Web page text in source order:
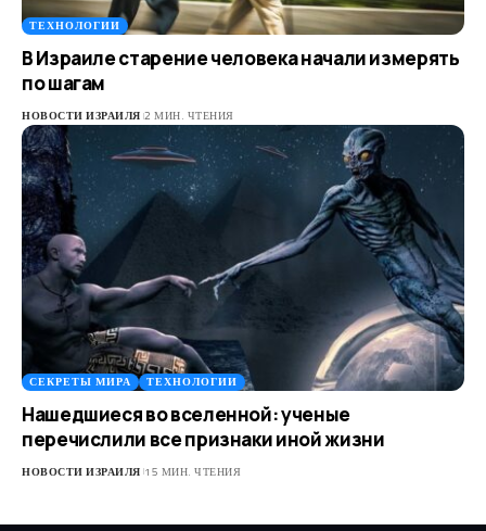
ТЕХНОЛОГИИ
В Израиле старение человека начали измерять
по шагам
НОВОСТИ ИЗРАИЛЯ 2 МИН. ЧТЕНИЯ
СЕКРЕТЫ МИРА ТЕХНОЛОГИИ
Нашедшиеся во вселенной: ученые
перечислили все признаки иной жизни
НОВОСТИ ИЗРАИЛЯ 15 МИН. ЧТЕНИЯ